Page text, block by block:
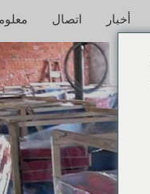
أخبار اتصال